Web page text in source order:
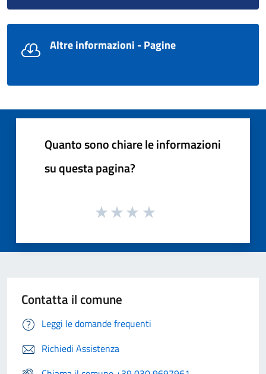
Altre informazioni - Pagine
Quanto sono chiare le informazioni
su questa pagina?
Contatta il comune
Leggi le domande frequenti
Richiedi Assistenza